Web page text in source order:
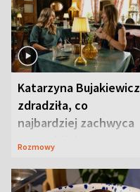
Katarzyna Bujakiewicz
zdradziła, co
najbardziej zachwyca
ją w Lublinie
Rozmowy